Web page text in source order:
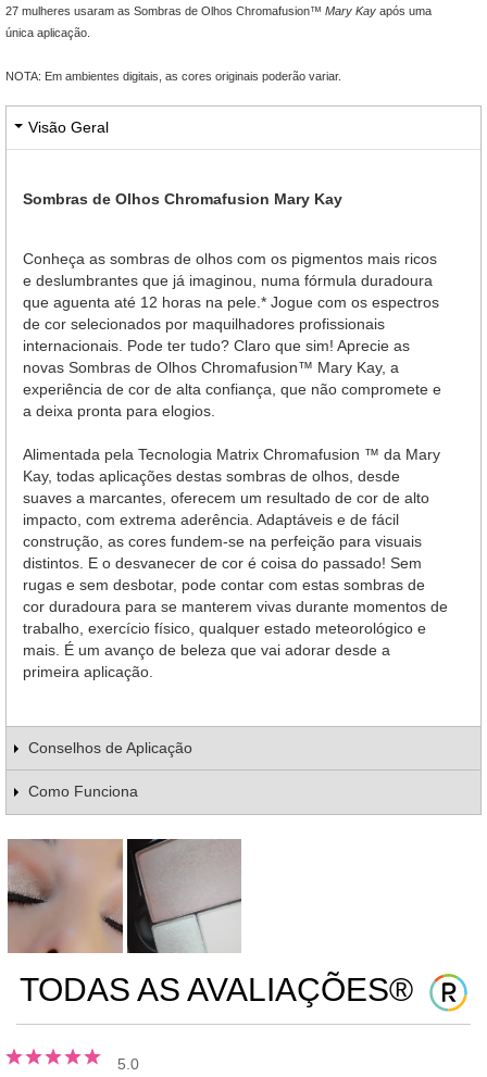
27 mulheres usaram as Sombras de Olhos Chromafusion™ Mary Kay após uma
única aplicação.
NOTA: Em ambientes digitais, as cores originais poderão variar.
Visão Geral
Sombras de Olhos Chromafusion Mary Kay
Conheça as sombras de olhos com os pigmentos mais ricos
e deslumbrantes que já imaginou, numa fórmula duradoura
que aguenta até 12 horas na pele.* Jogue com os espectros
de cor selecionados por maquilhadores profissionais
internacionais. Pode ter tudo? Claro que sim! Aprecie as
novas Sombras de Olhos Chromafusion™ Mary Kay, a
experiência de cor de alta confiança, que não compromete e
a deixa pronta para elogios.
Alimentada pela Tecnologia Matrix Chromafusion ™ da Mary
Kay, todas aplicações destas sombras de olhos, desde
suaves a marcantes, oferecem um resultado de cor de alto
impacto, com extrema aderência. Adaptáveis e de fácil
construção, as cores fundem-se na perfeição para visuais
distintos. E o desvanecer de cor é coisa do passado! Sem
rugas e sem desbotar, pode contar com estas sombras de
cor duradoura para se manterem vivas durante momentos de
trabalho, exercício físico, qualquer estado meteorológico e
mais. É um avanço de beleza que vai adorar desde a
primeira aplicação.
Conselhos de Aplicação
Como Funciona
TODAS AS AVALIAÇÕES®
5.0